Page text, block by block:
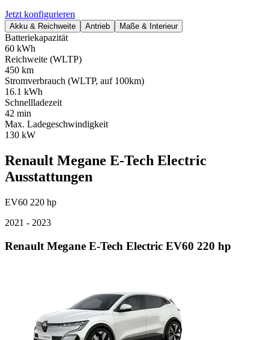
Jetzt konfigurieren
Akku & Reichweite Antrieb Maße & Interieur
Batteriekapazität
60 kWh
Reichweite (WLTP)
450 km
Stromverbrauch (WLTP, auf 100km)
16.1 kWh
Schnellladezeit
42 min
Max. Ladegeschwindigkeit
130 kW
Renault Megane E-Tech Electric
Ausstattungen
EV60 220 hp
2021 - 2023
Renault Megane E-Tech Electric EV60 220 hp